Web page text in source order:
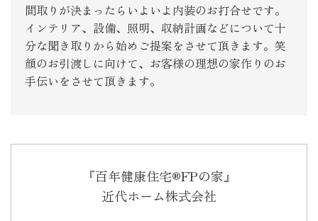
間取りが決まったらいよいよ内装のお打合せです。
インテリア、設備、照明、収納計画などについて十
分な聞き取りから始めご提案をさせて頂きます。笑
顔のお引渡しに向けて、お客様の理想の家作りのお
手伝いをさせて頂きます。
『百年健康住宅®FPの家』
近代ホーム株式会社